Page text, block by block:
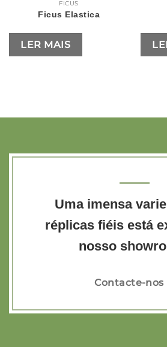
FICUS
Ficus Elastica
LER MAIS
Uma imensa
réplicas fiéis está
nosso
Contacte-nos